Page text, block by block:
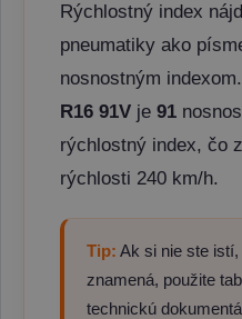
Rýchlostný index
pneumatiky ako
nosnostným
R16 91V je 91
rýchlostný index, čo
rýchlosti 240 km/h.
Tip: Ak si nie ste
znamená, použite
technickú